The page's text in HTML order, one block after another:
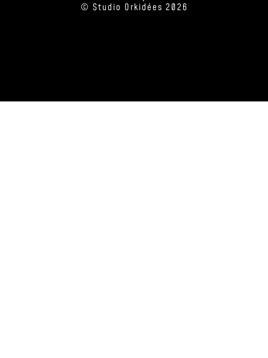
© Studio Orkidées 2026